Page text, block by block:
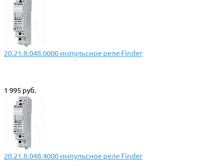
20.21.8.048.0000 импульсное реле Finder
1 995 руб.
20.21.8.048.4000 импульсное реле Finder